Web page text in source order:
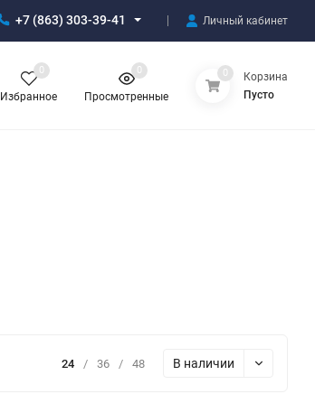
+7 (863) 303-39-41 Личный кабинет
Избранное
0
Просмотренные
0 0
Корзина
Пусто
24 / 36 / 48 В наличии